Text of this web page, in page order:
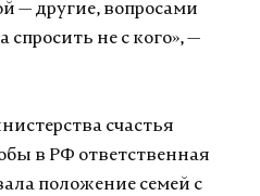
— другие, вопросами
спросить не с кого», —
счастья
в РФ ответственная
положение семей с